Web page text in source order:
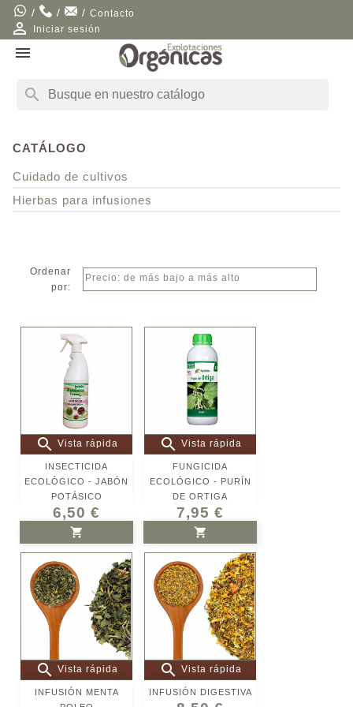
/ / / Contacto

 Iniciar sesión
search
CATÁLOGO
Cuidado de cultivos
Hierbas para infusiones
Ordenar
por:
Precio: de más bajo a más alto
INSECTICIDA
ECOLÓGICO - JABÓN
POTÁSICO
6,50 €

 Vista rápida
FUNGICIDA
ECOLÓGICO - PURÍN
DE ORTIGA
7,95 €

 Vista rápida
INFUSIÓN MENTA
 Vista rápida
INFUSIÓN DIGESTIVA
 Vista rápida